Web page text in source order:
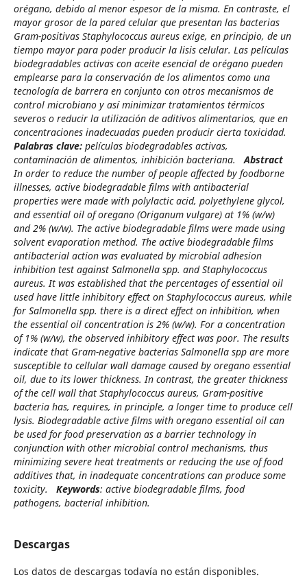
orégano, debido al menor espesor de la misma. En contraste, el
mayor grosor de la pared celular que presentan las bacterias
Gram-positivas Staphylococcus aureus exige, en principio, de un
tiempo mayor para poder producir la lisis celular. Las películas
biodegradables activas con aceite esencial de orégano pueden
emplearse para la conservación de los alimentos como una
tecnología de barrera en conjunto con otros mecanismos de
control microbiano y así minimizar tratamientos térmicos
severos o reducir la utilización de aditivos alimentarios, que en
concentraciones inadecuadas pueden producir cierta toxicidad.
Palabras clave:películas biodegradables activas,
contaminación de alimentos, inhibición bacteriana.
Abstract
In order to reduce the number of people affected by foodborne
illnesses, active biodegradable films with antibacterial
properties were made with polylactic acid, polyethylene glycol,
and essential oil of oregano (Origanum vulgare) at 1% (w/w)
and 2% (w/w). The active biodegradable films were made using
solvent evaporation method. The active biodegradable films
antibacterial action was evaluated by microbial adhesion
inhibition test against Salmonella spp. and Staphylococcus
aureus. It was established that the percentages of essential oil
used have little inhibitory effect on Staphylococcus aureus, while
for Salmonella spp. there is a direct effect on inhibition, when
the essential oil concentration is 2% (w/w). For a concentration
of 1% (w/w), the observed inhibitory effect was poor. The results
indicate that Gram-negative bacterias Salmonella spp are more
susceptible to cellular wall damage caused by oregano essential
oil, due to its lower thickness. In contrast, the greater thickness
of the cell wall that Staphylococcus aureus, Gram-positive
bacteria has, requires, in principle, a longer time to produce cell
lysis. Biodegradable active films with oregano essential oil can
be used for food preservation as a barrier technology in
conjunction with other microbial control mechanisms, thus
minimizing severe heat treatments or reducing the use of food
additives that, in inadequate concentrations can produce some
toxicity.
Keywords: active biodegradable films, food
pathogens, bacterial inhibition.
Descargas
Los datos de descargas todavía no están disponibles.